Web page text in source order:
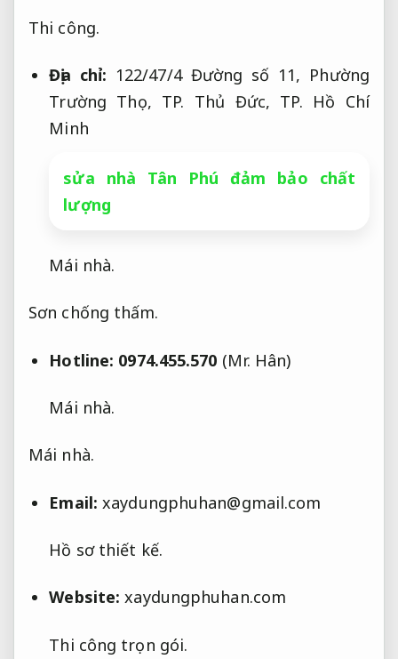
Thi công.
Địa chỉ: 122/47/4 Đường số 11, Phường
Trường Thọ, TP. Thủ Đức, TP. Hồ Chí
Minh
sửa nhà Tân Phú đảm bảo chất
lượng
Mái nhà.
Sơn chống thấm.
Hotline: 0974.455.570 (Mr. Hân)
Mái nhà.
Mái nhà.
Email: xaydungphuhan@gmail.com
Hồ sơ thiết kế.
Website: xaydungphuhan.com
Thi công trọn gói.